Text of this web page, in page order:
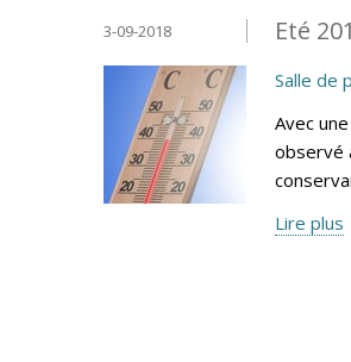
Eté
3-09-2018
Salle de
Avec
observé
Lire plus